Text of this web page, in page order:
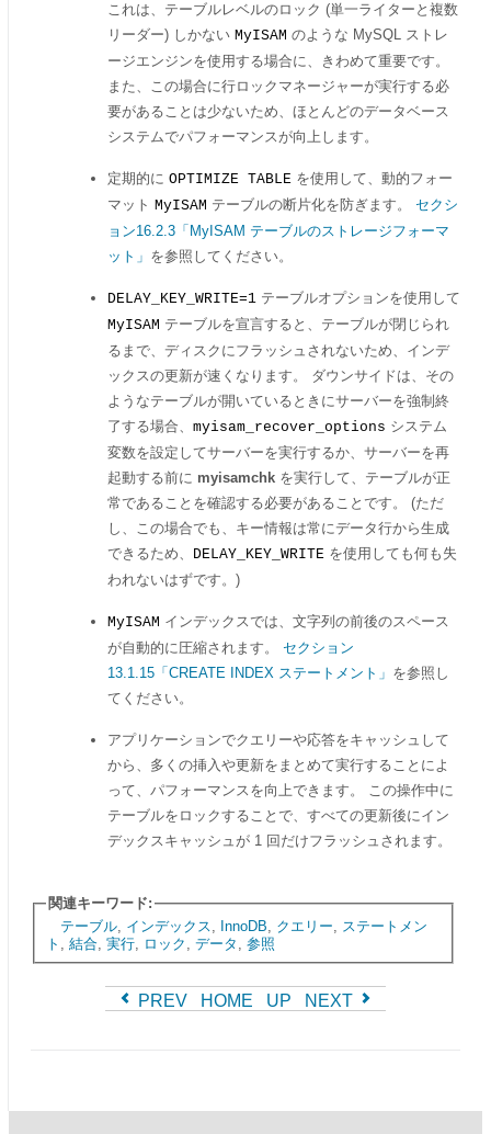
これは、テーブルレベルのロック (単一ライターと複数
リーダー) しかない MyISAM のような MySQL ストレ
ージエンジンを使用する場合に、きわめて重要です。
また、この場合に行ロックマネージャーが実行する必
要があることは少ないため、ほとんどのデータベース
システムでパフォーマンスが向上します。
定期的に OPTIMIZE TABLE を使用して、動的フォー
マット MyISAM テーブルの断片化を防ぎます。 セクシ
ョン16.2.3「MyISAM テーブルのストレージフォーマ
ット」 を参照してください。
DELAY_KEY_WRITE=1 テーブルオプションを使用して
MyISAM テーブルを宣言すると、テーブルが閉じられ
るまで、ディスクにフラッシュされないため、インデ
ックスの更新が速くなります。 ダウンサイドは、その
ようなテーブルが開いているときにサーバーを強制終
了する場合、 myisam_recover_options システム
変数を設定してサーバーを実行するか、サーバーを再
起動する前に myisamchk を実行して、テーブルが正
常であることを確認する必要があることです。 (ただ
し、この場合でも、キー情報は常にデータ行から生成
できるため、 DELAY_KEY_WRITE を使用しても何も失
われないはずです。)
MyISAM インデックスでは、文字列の前後のスペース
が自動的に圧縮されます。 セクション
13.1.15「CREATE INDEX ステートメント」 を参照し
てください。
アプリケーションでクエリーや応答をキャッシュして
から、多くの挿入や更新をまとめて実行することによ
って、パフォーマンスを向上できます。 この操作中に
テーブルをロックすることで、すべての更新後にイン
デックスキャッシュが 1 回だけフラッシュされます。
関連キーワード:
テーブル, インデックス InnoDB クエリー
ステートメン
ト
結合, 実行, ロック データ 参照
PREV HOME UP NEXT